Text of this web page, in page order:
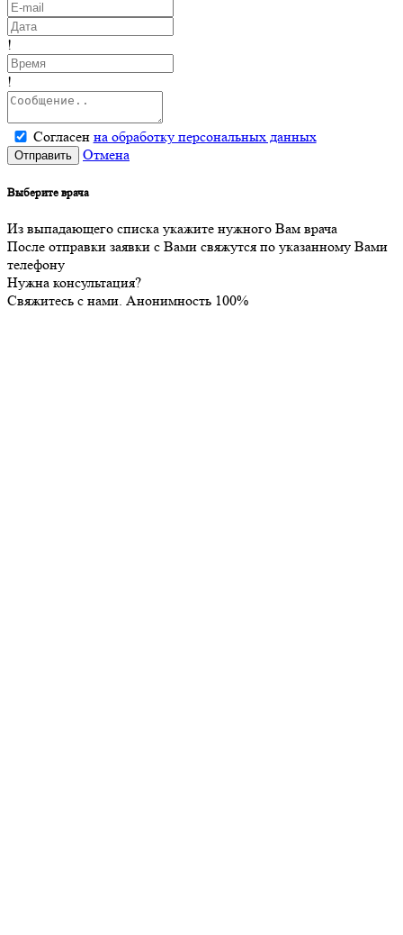
!
!
Согласен на обработку персональных данных
Отправить Отмена
Выберите врача
Из выпадающего списка укажите нужного Вам врача
После отправки заявки с Вами свяжутся по указанному Вами
телефону
Нужна консультация?
Свяжитесь с нами. Анонимность 100%